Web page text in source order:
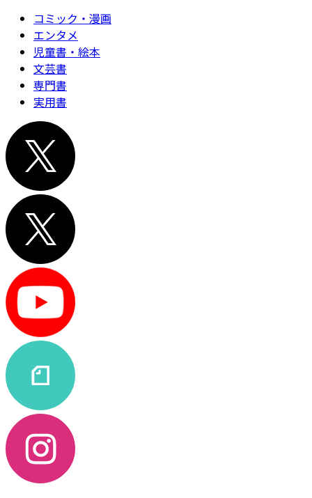
コミック・漫画
エンタメ
児童書・絵本
文芸書
専門書
実用書